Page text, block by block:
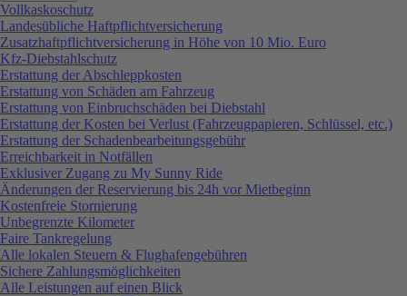
Vollkaskoschutz
Landesübliche Haftpflichtversicherung
Zusatzhaftpflichtversicherung in Höhe von 10 Mio. Euro
Kfz-Diebstahlschutz
Erstattung der Abschleppkosten
Erstattung von Schäden am Fahrzeug
Erstattung von Einbruchschäden bei Diebstahl
Erstattung der Kosten bei Verlust (Fahrzeugpapieren, Schlüssel, etc.)
Erstattung der Schadenbearbeitungsgebühr
Erreichbarkeit in Notfällen
Exklusiver Zugang zu My Sunny Ride
Änderungen der Reservierung bis 24h vor Mietbeginn
Kostenfreie Stornierung
Unbegrenzte Kilometer
Faire Tankregelung
Alle lokalen Steuern & Flughafengebühren
Sichere Zahlungsmöglichkeiten
Alle Leistungen auf einen Blick